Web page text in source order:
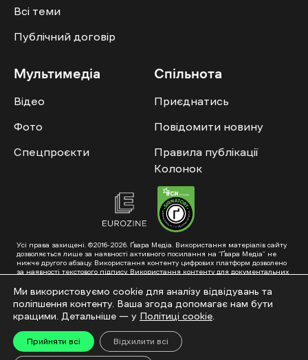
Всі теми
Публічний договір
Мультимедіа
Відео
Фото
Спецпроєкти
Спільнота
Приєднатись
Повідомити новину
Правила публікації
Колонок
Усі права захищені. ©2016-2026. Ґвара Медіа. Використання матеріалів сайту
дозволяється лише за наявності активного посилання на “Ґвара Медіа” не
нижче другого абзацу. Використання контенту цифрових платформ дозволено
за наявності текстового підпису. Використання контенту для документальних
схвалення від редакції.
Суб’єкт у сфері онлайн-медіа; ідентифікатор медіа – R40-01353. Поштова
адреса: ГО «Ґвара Медіа», 61057, Харків, вул. Гоголя, 14, абонентська скринька
№7400
Підкинь нам тему на пошту – hello@gwaramedia.com
Модернізація сайту:
Ми використовуємо cookie для аналізу відвідувань та
поліпшення контенту. Ваша згода допомагає нам бути
кращими. Детальніше — у Політиці cookie
Прийняти всі Відхилити всі